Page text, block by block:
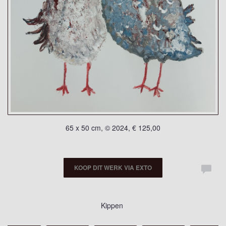
65 x 50 cm, © 2024, € 125,00
KOOP DIT WERK VIA EXTO
Kippen